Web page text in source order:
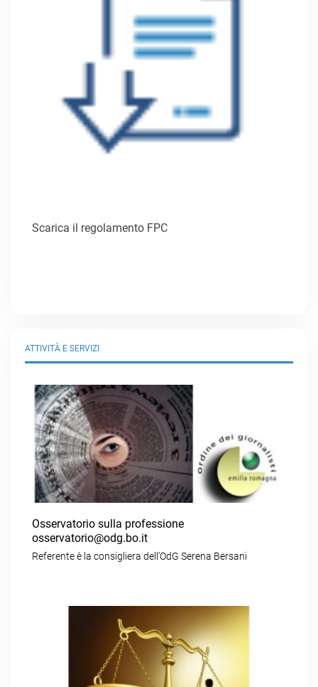
Scarica il regolamento FPC
ATTIVITÀ E SERVIZI
Osservatorio sulla professione
osservatorio@odg.bo.it
Referente è la consigliera dell’OdG Serena Bersani